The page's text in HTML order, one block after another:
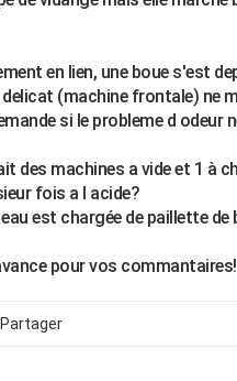
en lien, une boue s'est
(machine frontale) ne
si le probleme d odeur
des machines a vide et 1 à
fois a l acide?
est chargée de paillette
pour vos commantaires!
Partager